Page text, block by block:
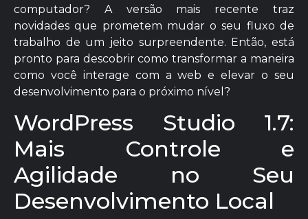
computador? A versão mais recente traz
novidades que prometem mudar o seu fluxo de
trabalho de um jeito surpreendente. Então, está
pronto para descobrir como transformar a maneira
como você interage com a web e elevar o seu
desenvolvimento para o próximo nível?
WordPress Studio 1.7:
Mais Controle e
Agilidade no Seu
Desenvolvimento Local